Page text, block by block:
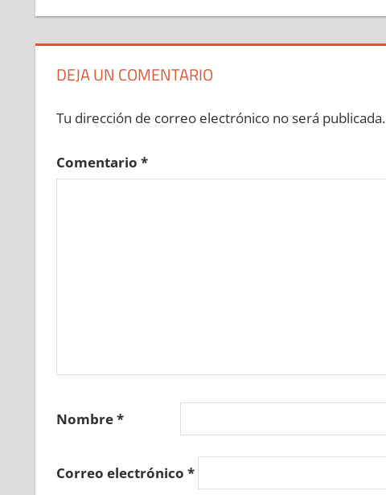
DEJA UN COMENTARIO
Tu dirección de correo electrónico no será publicada.
Comentario *
Nombre*
Correo electrónico *